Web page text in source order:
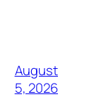
August
5, 2026